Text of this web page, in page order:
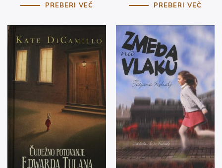
PREBERI VEČ PREBERI VEČ